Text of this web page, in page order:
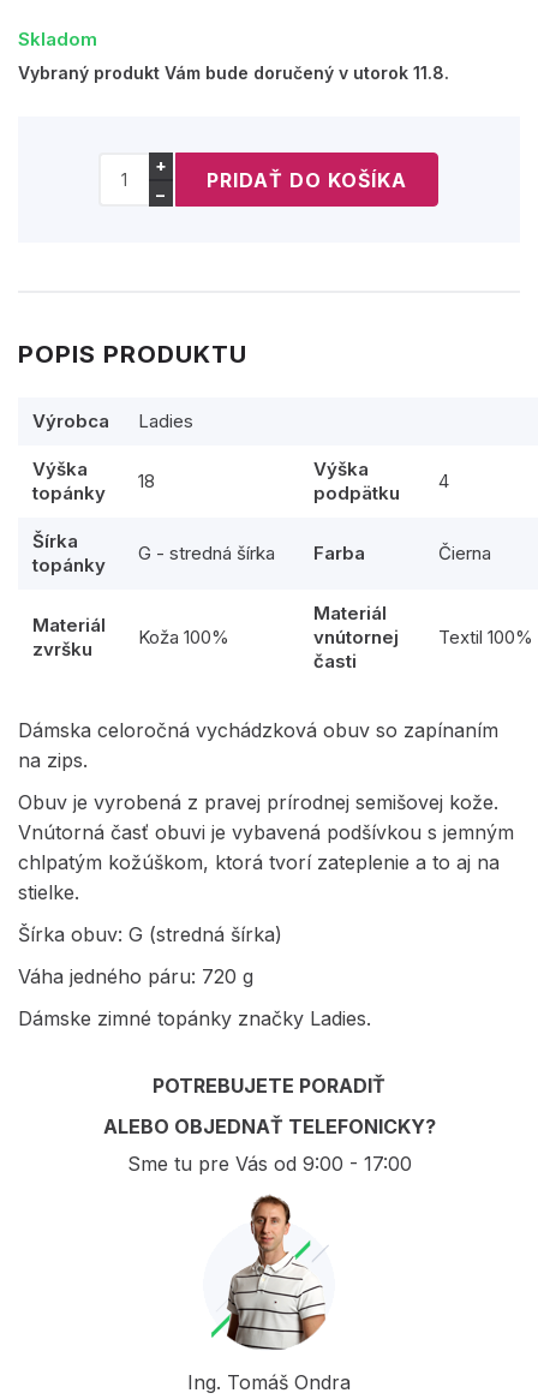
Skladom
Vybraný produkt Vám bude doručený v utorok 11.8.
+
−
POPIS PRODUKTU
Výrobca Ladies
Výška
topánky
18
Výška
podpätku
4
Šírka
topánky
G - stredná šírka Farba Čierna
Materiál
zvršku
Koža 100%
Materiál
vnútornej
časti
Textil 100%
Dámska celoročná vychádzková obuv so zapínaním
na zips.
Obuv je vyrobená z pravej prírodnej semišovej kože.
Vnútorná časť obuvi je vybavená podšívkou s jemným
chlpatým kožúškom, ktorá tvorí zateplenie a to aj na
stielke.
Šírka obuv: G (stredná šírka)
Váha jedného páru: 720 g
Dámske zimné topánky značky Ladies.
POTREBUJETE PORADIŤ
ALEBO OBJEDNAŤ TELEFONICKY?
Sme tu pre Vás od 9:00 - 17:00
Ing. Tomáš Ondra